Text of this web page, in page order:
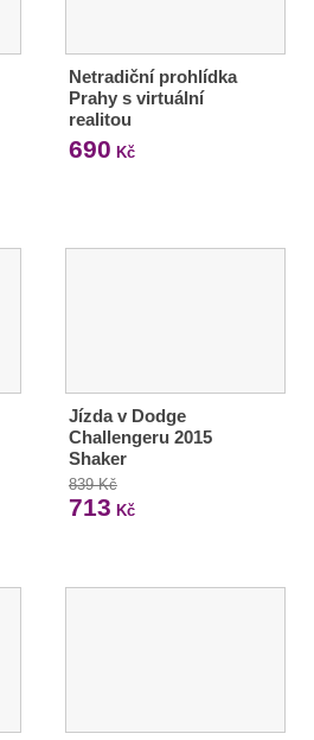
Netradiční prohlídka
Prahy s virtuální
realitou
690 Kč
Jízda v Dodge
Challengeru 2015
Shaker
839 Kč
713 Kč